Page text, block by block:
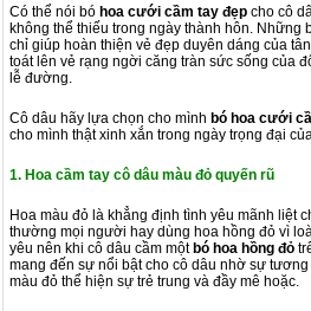
Có thể nói bó hoa cưới cầm tay đẹp cho cô
không thể thiếu trong ngày thành hôn. Những
chỉ giúp hoàn thiện vẻ đẹp duyên dáng của
toát lên vẻ rạng ngời căng tràn sức sống của
lễ đường.
Cô dâu hãy lựa chọn cho mình bó hoa cưới
cho mình thật xinh xắn trong ngày trọng đại
1. Hoa cầm tay cô dâu màu đỏ quyến rũ
Hoa màu đỏ là khẳng định tình yêu mãnh liệt
thường mọi người hay dùng hoa hồng đỏ vì
yêu nên khi cô dâu cầm một bó hoa hồng đỏ
mang đến sự nổi bật cho cô dâu nhờ sự
màu đỏ thể hiện sự trẻ trung và đầy mê hoặc.